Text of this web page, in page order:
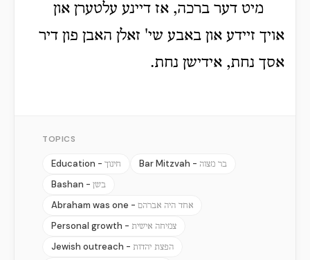
מיט דער ברכה, אז דיינע עלטערן און
אויך זיידע און באבע שי' זאלן האבן פון דיר
אסך נחת, אידישן נחת.
TOPICS
Education - חינוך Bar Mitzvah - בר מצוה
Bashan - בשן
Abraham was one - אחד היה אברהם
Personal growth - צמיחה אישית
Jewish outreach - הפצת יהדות